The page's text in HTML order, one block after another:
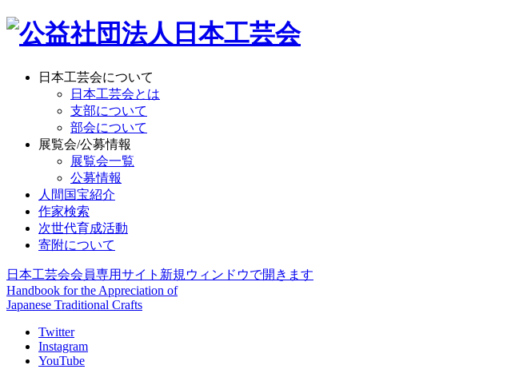
日本工芸会について
日本工芸会とは
支部について
部会について
展覧会/公募情報
展覧会一覧
公募情報
人間国宝紹介
作家検索
次世代育成活動
寄附について
日本工芸会会員専用サイト 新規ウィンドウで開きます
Handbook for the Appreciation of
Japanese Traditional Crafts
Twitter
Instagram
YouTube